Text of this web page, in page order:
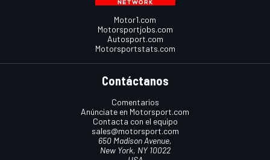
Motor1.com
Motorsportjobs.com
Autosport.com
Motorsportstats.com
Contáctanos
Comentarios
Anúnciate en Motorsport.com
Contacta con el equipo
sales@motorsport.com
650 Madison Avenue,
New York, NY 10022